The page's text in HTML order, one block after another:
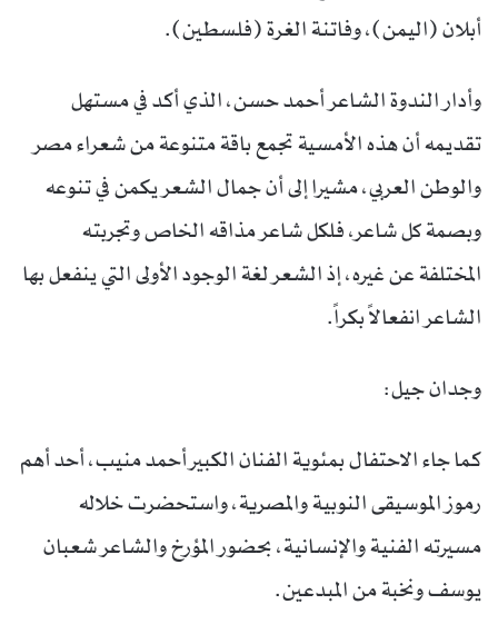
أبلان (اليمن)، وفاتنة الغرة (فلسطين).
وأدار الندوة الشاعر أحمد حسن، الذي أكد في مستهل
تقديمه أن هذه الأمسية تجمع باقة متنوعة من شعراء مصر
والوطن العربي، مشيرا إلى أن جمال الشعر يكمن في تنوعه
وبصمة كل شاعر، فلكل شاعر مذاقه الخاص وتجربته
المختلفة عن غيره، إذ الشعر لغة الوجود الأولى التي ينفعل بها
الشاعر انفعالاً بكراً.
وجدان جيل:
كما جاء الاحتفال بمئوية الفنان الكبير أحمد منيب، أحد أهم
رموز الموسيقى النوبية والمصرية، واستحضرت خلاله
مسيرته الفنية والإنسانية، بحضور المؤرخ والشاعر شعبان
يوسف ونخبة من المبدعين.